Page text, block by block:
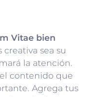
Vitae bien
creativa sea su
la atención.
contenido que
Agrega tus